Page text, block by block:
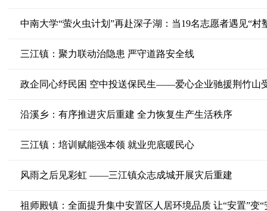
中南大学“萤火虫计划”再赴深子湖：当19名志愿者遇见“村
三江镇：聚力联动治隐患 严守道路安全线
政企同心纾民困 空中投送保民生——爱心企业驰援荆竹山
沿溪乡：有序推进灾后重建 全力恢复生产生活秩序
三江镇：培训赋能强本领 就业兜底暖民心
风雨之后见彩虹 ——三江镇众志成城开展灾后重建
祖师殿镇：全面提升集中安置区人居环境品质 让“安置”变“